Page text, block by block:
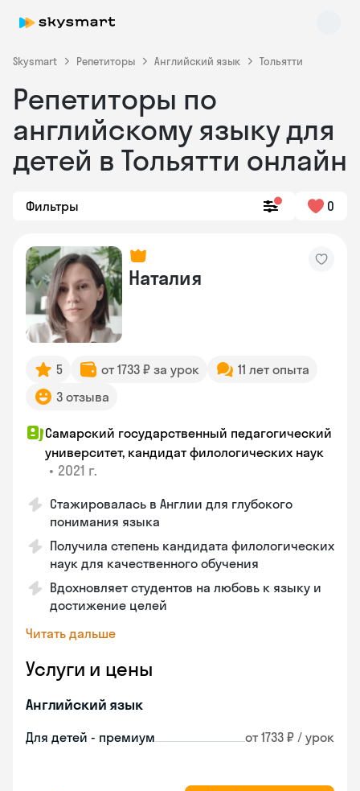
Skysmart Репетиторы Английский язык Тольятти
Репетиторы по
английскому языку для
детей в Тольятти онлайн
Фильтры 0
Наталия
5 от 1733 ₽ за урок
11 лет опыта
3 отзыва
Самарский государственный педагогический
университет, кандидат филологических наук
• 2021 г.
Стажировалась в Англии для глубокого
понимания языка
Получила степень кандидата филологических
наук для качественного обучения
Вдохновляет студентов на любовь к языку и
достижение целей
Читать дальше
Услуги и цены
Английский язык
Для детей - премиум от 1733 ₽ / урок
Skysmart Chat